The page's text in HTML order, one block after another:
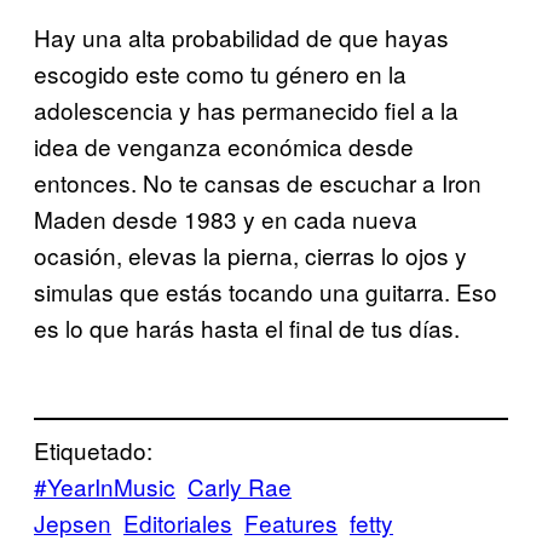
Hay una alta probabilidad de que hayas
escogido este como tu género en la
adolescencia y has permanecido fiel a la
idea de venganza económica desde
entonces. No te cansas de escuchar a Iron
Maden desde 1983 y en cada nueva
ocasión, elevas la pierna, cierras lo ojos y
simulas que estás tocando una guitarra. Eso
es lo que harás hasta el final de tus días.
Etiquetado:
#YearInMusic Carly Rae
Jepsen Editoriales Features fetty